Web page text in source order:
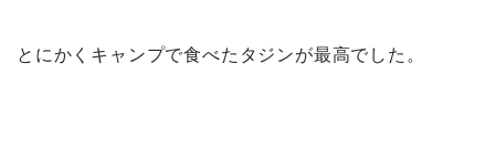
とにかくキャンプで食べたタジンが最高でした。